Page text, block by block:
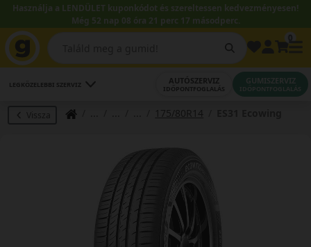
Használja a LENDÜLET kuponkódot és szereltessen kedvezményesen!
Még 52 nap 08 óra 21 perc 16 másodperc.
LEGKÖZELEBBI SZERVIZ AUTÓSZERVIZ
IDŐPONTFOGLALÁS
GUMISZERVIZ
IDŐPONTFOGLALÁS
Vissza 175/80R14